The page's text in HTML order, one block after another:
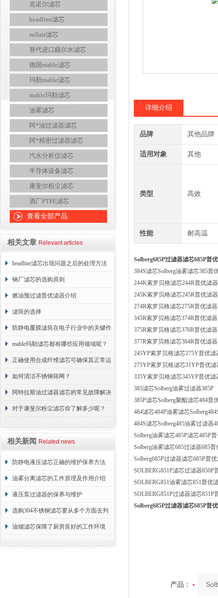
克诺尔滤芯
headline滤芯
sullair滤芯
替代进口颇尔水滤芯
德国mahle滤芯
玛勒mahle滤芯
mahle玛勒滤芯
油雾滤芯
阿*油过滤器滤芯
阿*精密过滤器滤芯
汽水分析仪滤芯
半导体设备滤芯
康斐尔粉尘滤芯
酒厂PTFE滤芯
查看全部产品
相关文章 Relevant articles
headline滤芯出现问题之后的处理方法
分享
钢厂滤芯的选购原则
燃油预过滤普优滤器介绍
滤筒的选择
防静电覆膜滤筒在电子行业中的关键作
用
mahle玛勒滤芯都有哪些应用领域呢？
正确使用合成纤维滤芯可确保其正常运
行
如何清洁不锈钢筛网？
阿特拉斯油过滤器滤芯的常见故障解决
方法介绍
对于康斐尔粉尘滤芯你了解多少呢？
相关新闻 Related news
防静电液压滤芯正确的维护保养方法
油雾分离滤芯的工作原理及作用介绍
液压泵过滤器的保养与维护
选购304不锈钢滤芯要从多个方面去判
断
油烟滤芯保障了厨房良好的工作环境
详细介绍
品牌 其他品牌
适用对象 其他
类型 高效
性能 耐高温
Solberg685P过滤器滤芯685P普
384S滤芯Solberg油雾滤芯385普
244K索罗贝格滤芯244R普优滤器
245K索罗贝格滤芯245R普优滤器
274R索罗贝格滤芯275R普优滤器
345R索罗贝格滤芯374R普优滤器
375R索罗贝格滤芯376R普优滤器
377R索罗贝格滤芯384R普优滤器
245YP索罗贝格滤芯275Y普优滤
275YP索罗贝格滤芯31YP普优滤
335Y索罗贝格滤芯345YP普优滤
385滤芯Solberg油雾过滤器385P
385P滤芯Solberg聚酯滤芯484普
484滤芯484P油雾滤芯
484S滤芯Solberg485油雾过滤器
Solberg油雾滤芯485P滤芯485P
Solberg油雾滤芯685过滤器685
Solberg685P过滤器滤芯685P普
SOLBERG851P滤芯过滤器850P
SOLBERG851油雾滤芯851普优
SOLBERG851P过滤器滤芯851P
Solberg685P过滤器滤芯685P普
产品：